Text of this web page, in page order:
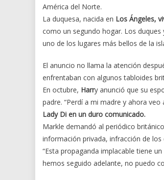
América del Norte.
La duquesa, nacida en Los Ángeles,
como un segundo hogar. Los
uno de los lugares más bellos de la
El anuncio no llama la atención
enfrentaban con algunos tabloides
En octubre, Harry anunció que su
padre. “Perdí a mi madre y ahora
Lady Di en un duro comunicado.
Markle demandó al periódico británico
información privada, infracción de los
“Esta propaganda implacable tiene
hemos seguido adelante, no puedo